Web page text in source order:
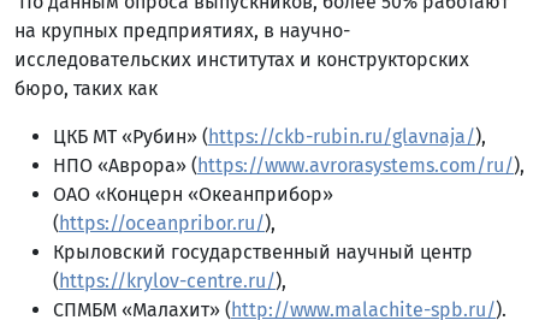
на крупных предприятиях, в научно-
исследовательских институтах и конструкторских
бюро, таких как
ЦКБ МТ «Рубин» (https://ckb-rubin.ru/glavnaja/),
НПО «Аврора» (https://www.avrorasystems.com/ru/),
ОАО «Концерн «Океанприбор»
(https://oceanpribor.ru/),
Крыловский государственный научный центр
(https://krylov-centre.ru/),
СПМБМ «Малахит» (http://www.malachite-spb.ru/).